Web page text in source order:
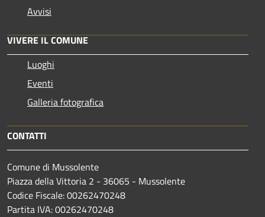
Avvisi
VIVERE IL COMUNE
Luoghi
Eventi
Galleria fotografica
CONTATTI
Comune di Mussolente
Piazza della Vittoria 2 - 36065 - Mussolente
Codice Fiscale: 00262470248
Partita IVA: 00262470248